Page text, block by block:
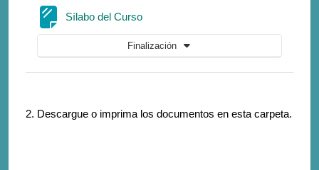
Sílabo del CursoPágina
Finalización
2. Descargue o imprima los documentos en esta carpeta.